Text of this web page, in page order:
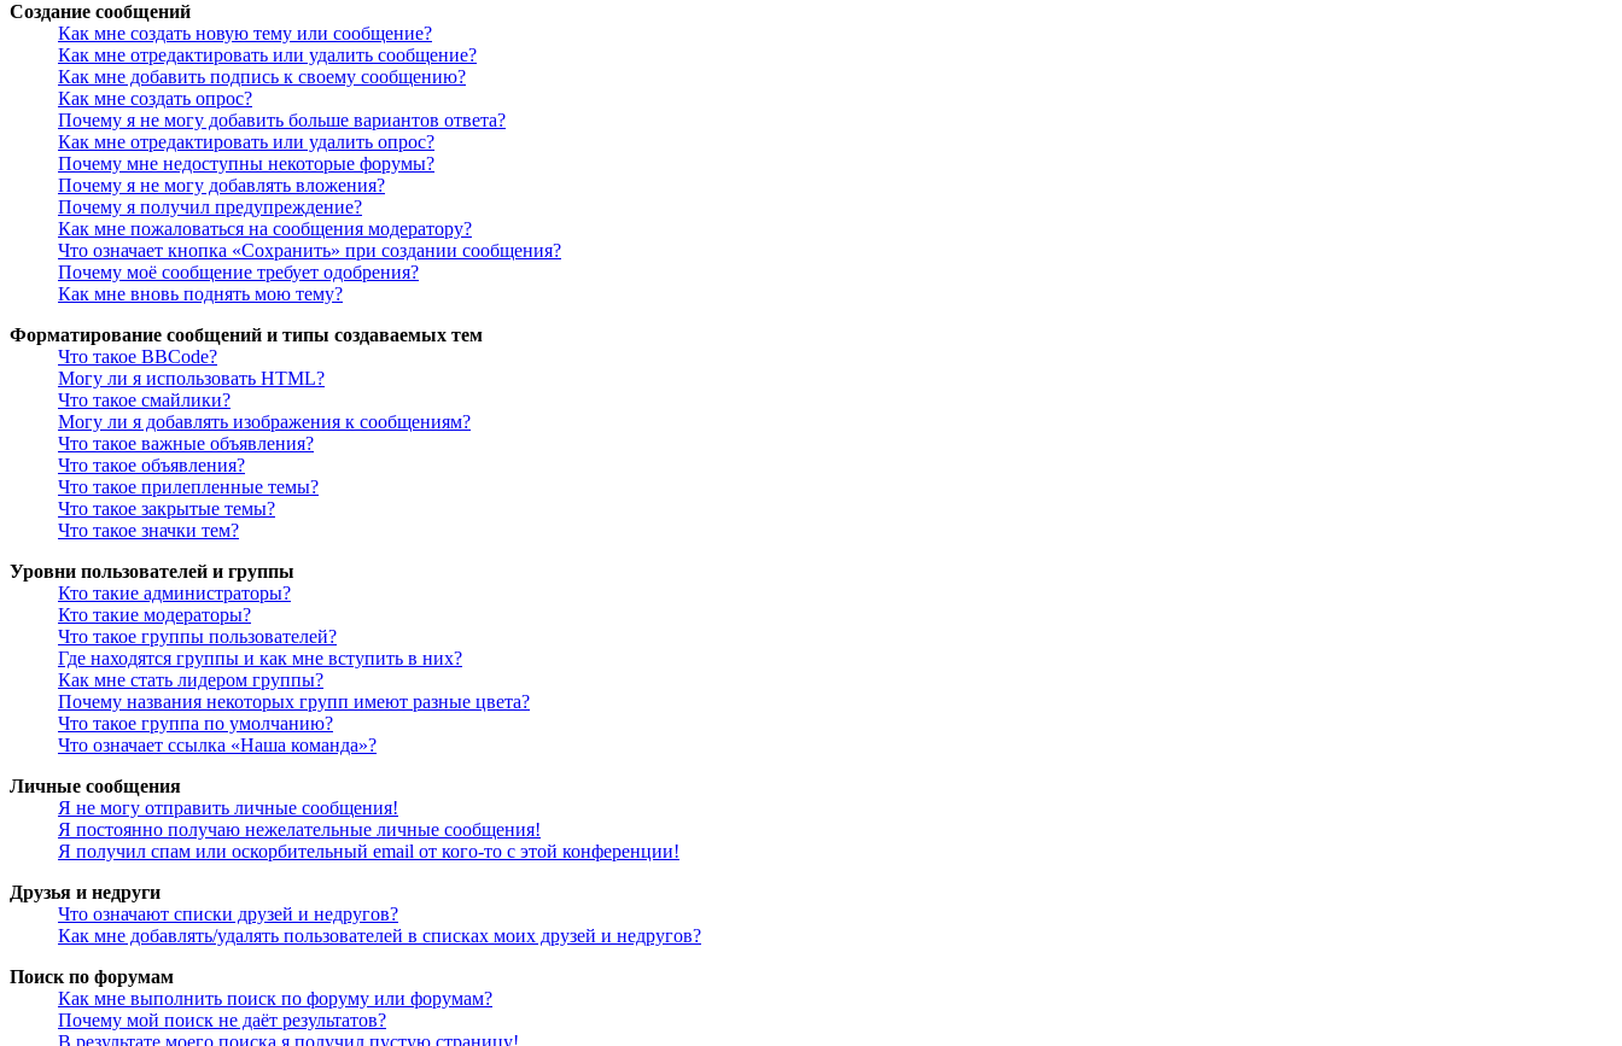
Создание сообщений
Как мне создать новую тему или сообщение?
Как мне отредактировать или удалить сообщение?
Как мне добавить подпись к своему сообщению?
Как мне создать опрос?
Почему я не могу добавить больше вариантов ответа?
Как мне отредактировать или удалить опрос?
Почему мне недоступны некоторые форумы?
Почему я не могу добавлять вложения?
Почему я получил предупреждение?
Как мне пожаловаться на сообщения модератору?
Что означает кнопка «Сохранить» при создании сообщения?
Почему моё сообщение требует одобрения?
Как мне вновь поднять мою тему?
Форматирование сообщений и типы создаваемых тем
Что такое BBCode?
Могу ли я использовать HTML?
Что такое смайлики?
Могу ли я добавлять изображения к сообщениям?
Что такое важные объявления?
Что такое объявления?
Что такое прилепленные темы?
Что такое закрытые темы?
Что такое значки тем?
Уровни пользователей и группы
Кто такие администраторы?
Кто такие модераторы?
Что такое группы пользователей?
Где находятся группы и как мне вступить в них?
Как мне стать лидером группы?
Почему названия некоторых групп имеют разные цвета?
Что такое группа по умолчанию?
Что означает ссылка «Наша команда»?
Личные сообщения
Я не могу отправить личные сообщения!
Я постоянно получаю нежелательные личные сообщения!
Я получил спам или оскорбительный email от кого-то с этой конференции!
Друзья и недруги
Что означают списки друзей и недругов?
Как мне добавлять/удалять пользователей в списках моих друзей и недругов?
Поиск по форумам
Как мне выполнить поиск по форуму или форумам?
Почему мой поиск не даёт результатов?